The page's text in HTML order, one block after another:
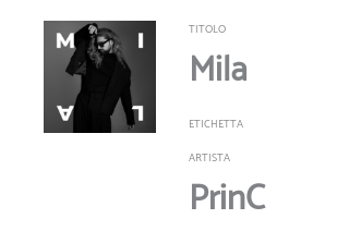
TITOLO
Mila
ETICHETTA
ARTISTA
PrinC